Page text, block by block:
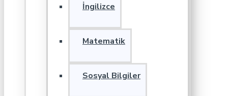
İngilizce
Matematik
Sosyal Bilgiler